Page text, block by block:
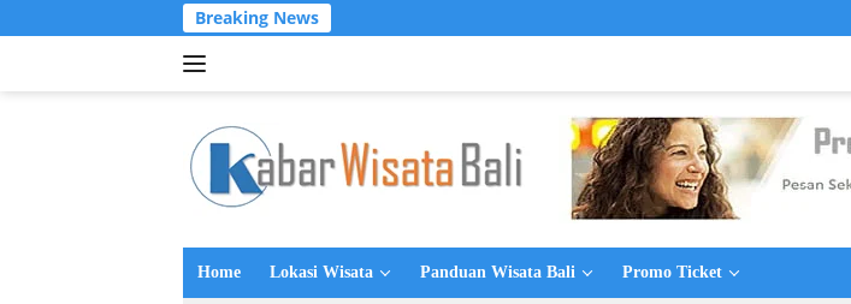
ke
Breaking News
Home Lokasi Wisata Panduan Wisata Bali Promo Ticket